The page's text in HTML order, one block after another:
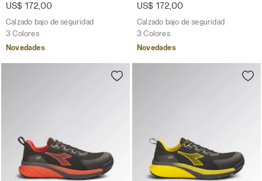
US$ 172,00
Calzado bajo de seguridad
3 Colores
Novedades
US$ 172,00
Calzado bajo de seguridad
3 Colores
Novedades